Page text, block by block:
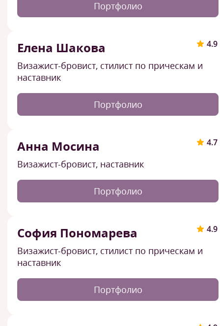
Портфолио
4.9
Елена Шакова
Визажист-бровист, стилист по прическам и
наставник
Портфолио
4.7
Анна Мосина
Визажист-бровист, наставник
Портфолио
4.9
София Пономарева
Визажист-бровист, стилист по прическам и
наставник
Портфолио